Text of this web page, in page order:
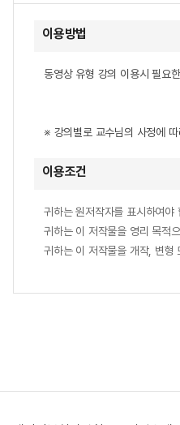
이용방법
동영상 유형 강의 이용시 필요
※ 강의별로 교수님의 사정에
이용조건
귀하는 원저작자를 표시하여야
귀하는 이 저작물을 영리 목적
귀하는 이 저작물을 개작, 변형